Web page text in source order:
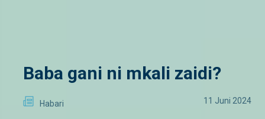
Baba gani ni mkali zaidi?
Habari 11 Juni 2024